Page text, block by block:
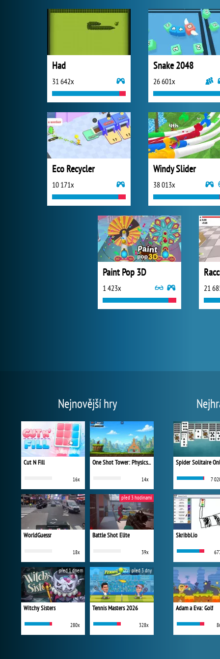
Had
31 642x
Snake 2048
26 601x
Eco Recycler
10 171x
Windy Slider
38 013x
Paint Pop 3D
1 423x 21
Nejnovější hry
Cut N Fill
16x
One Shot Tower: Physics Destroyer
14x
WorldGuessr
18x
Battle Shot Elite
39x
před 3 hodinami
Witchy Sisters
280x
před 1 dnem
Tennis Masters 2026
328x
před 3 dny
Spider Solitaire
7
Skribbl.io
Adam a Eva: Golf